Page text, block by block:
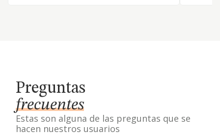
Preguntas
frecuentes
Estas son alguna de las preguntas que se
hacen nuestros usuarios